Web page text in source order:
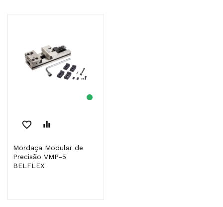
favorite_border equalizer
Mordaça Modular de
Precisão VMP-5
BELFLEX